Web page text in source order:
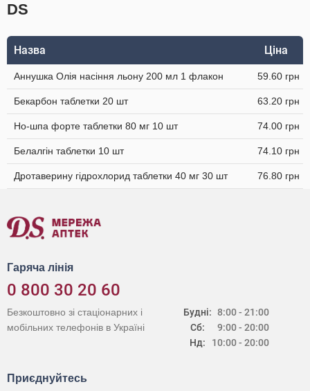
DS
Назва Ціна
Аннушка Олія насіння льону 200 мл 1 флакон 59.60 грн
Бекарбон таблетки 20 шт 63.20 грн
Но-шпа форте таблетки 80 мг 10 шт 74.00 грн
Белалгін таблетки 10 шт 74.10 грн
Дротаверину гідрохлорид таблетки 40 мг 30 шт 76.80 грн
Гаряча лінія
0 800 30 20 60
Будні:
Сб:
Нд:
8:00 - 21:00
9:00 - 20:00
10:00 - 20:00
Безкоштовно зі стаціонарних і
мобільних телефонів в Україні
Приєднуйтесь